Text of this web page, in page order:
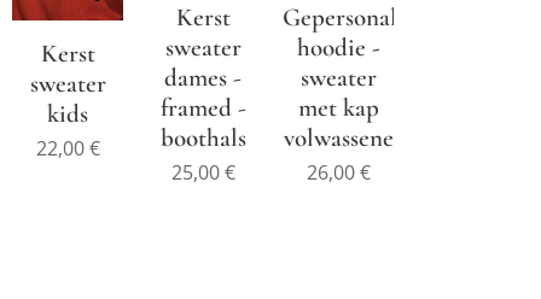
Kerst
sweater
kids
22,00€
Kerst
sweater
dames -
framed -
boothals
25,00€
Gepersonaliseerde
hoodie -
sweater
met kap
volwassene
26,00€